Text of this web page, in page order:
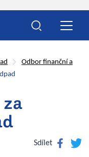
Odbor finanční a
Sdílet Facebook